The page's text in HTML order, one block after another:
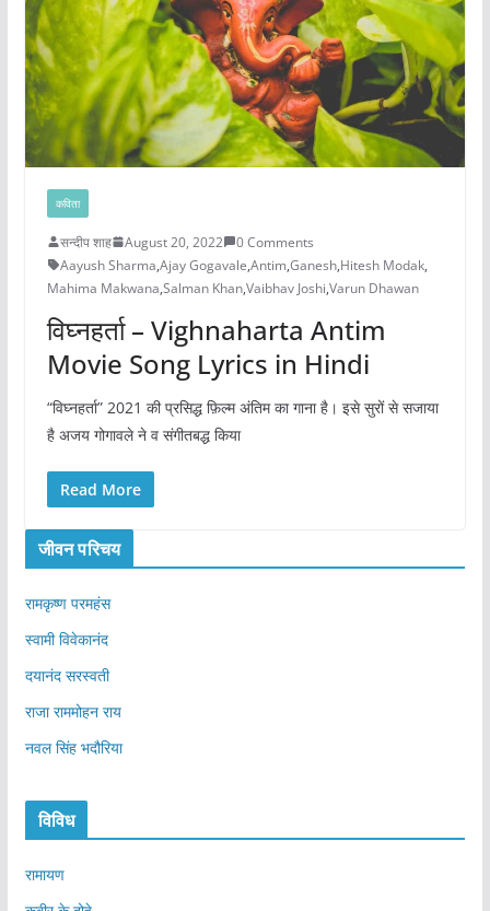
कविता
सन्दीप शाह August 20, 2022
0 Comments
Aayush Sharma,Ajay Gogavale,Antim,Ganesh,Hitesh Modak,
Mahima Makwana,Salman Khan,Vaibhav Joshi,Varun Dhawan
विघ्नहर्ता – Vighnaharta Antim
Movie Song Lyrics in Hindi
“विघ्नहर्ता” 2021 की प्रसिद्ध फ़िल्म अंतिम का गाना है। इसे सुरों से सजाया
है अजय गोगावले ने व संगीतबद्ध किया
Read More
जीवन परिचय
रामकृष्ण परमहंस
स्वामी विवेकानंद
दयानंद सरस्वती
राजा राममोहन राय
नवल सिंह भदौरिया
विविध
रामायण